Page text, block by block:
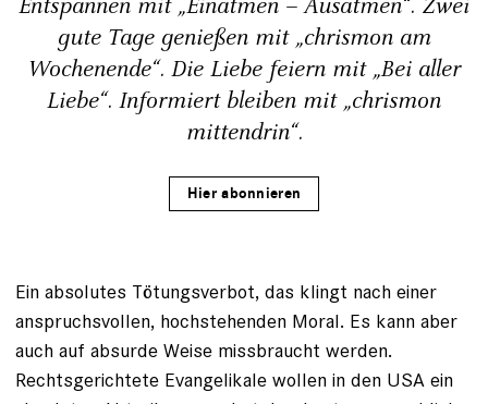
Entspannen mit „Einatmen – Ausatmen“. Zwei
gute Tage genießen mit „chrismon am
Wochenende“. Die Liebe feiern mit „Bei aller
Liebe“. Informiert bleiben mit „chrismon
mittendrin“.
Hier abonnieren
Ein absolutes Tötungsverbot, das klingt nach einer
anspruchsvollen, hochstehenden Moral. Es kann aber
auch auf absurde Weise missbraucht werden.
Rechtsgerichtete Evangelikale wollen in den USA ein